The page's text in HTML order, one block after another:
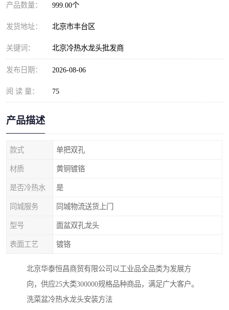
产品数量： 999.00个
发货地址： 北京市丰台区
关键词： 北京冷热水龙头批发商
发布日期： 2026-08-06
阅 读 量： 75
产品描述
款式 单把双孔
材质 黄铜镀铬
是否冷热水 是
同城服务 同城物流送货上门
型号 面盆双孔龙头
表面工艺 镀铬
北京华泰恒昌商贸有限公司以工业品全品类为发展方
向，供应25大类300000规格品种商品，满足广大客户。
洗菜盆冷热水龙头安装方法